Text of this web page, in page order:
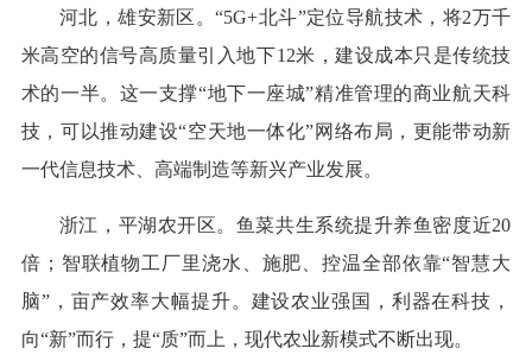
河北，雄安新区。“5G+北斗”定位导航技术，将2万千
米高空的信号高质量引入地下12米，建设成本只是传统技
术的一半。这一支撑“地下一座城”精准管理的商业航天科
技，可以推动建设“空天地一体化”网络布局，更能带动新
一代信息技术、高端制造等新兴产业发展。
浙江，平湖农开区。鱼菜共生系统提升养鱼密度近20
倍；智联植物工厂里浇水、施肥、控温全部依靠“智慧大
脑”，亩产效率大幅提升。建设农业强国，利器在科技，
向“新”而行，提“质”而上，现代农业新模式不断出现。